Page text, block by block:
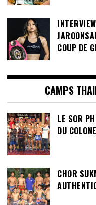
COUP DE
CAMPS
LE SOR
DU
CHOR